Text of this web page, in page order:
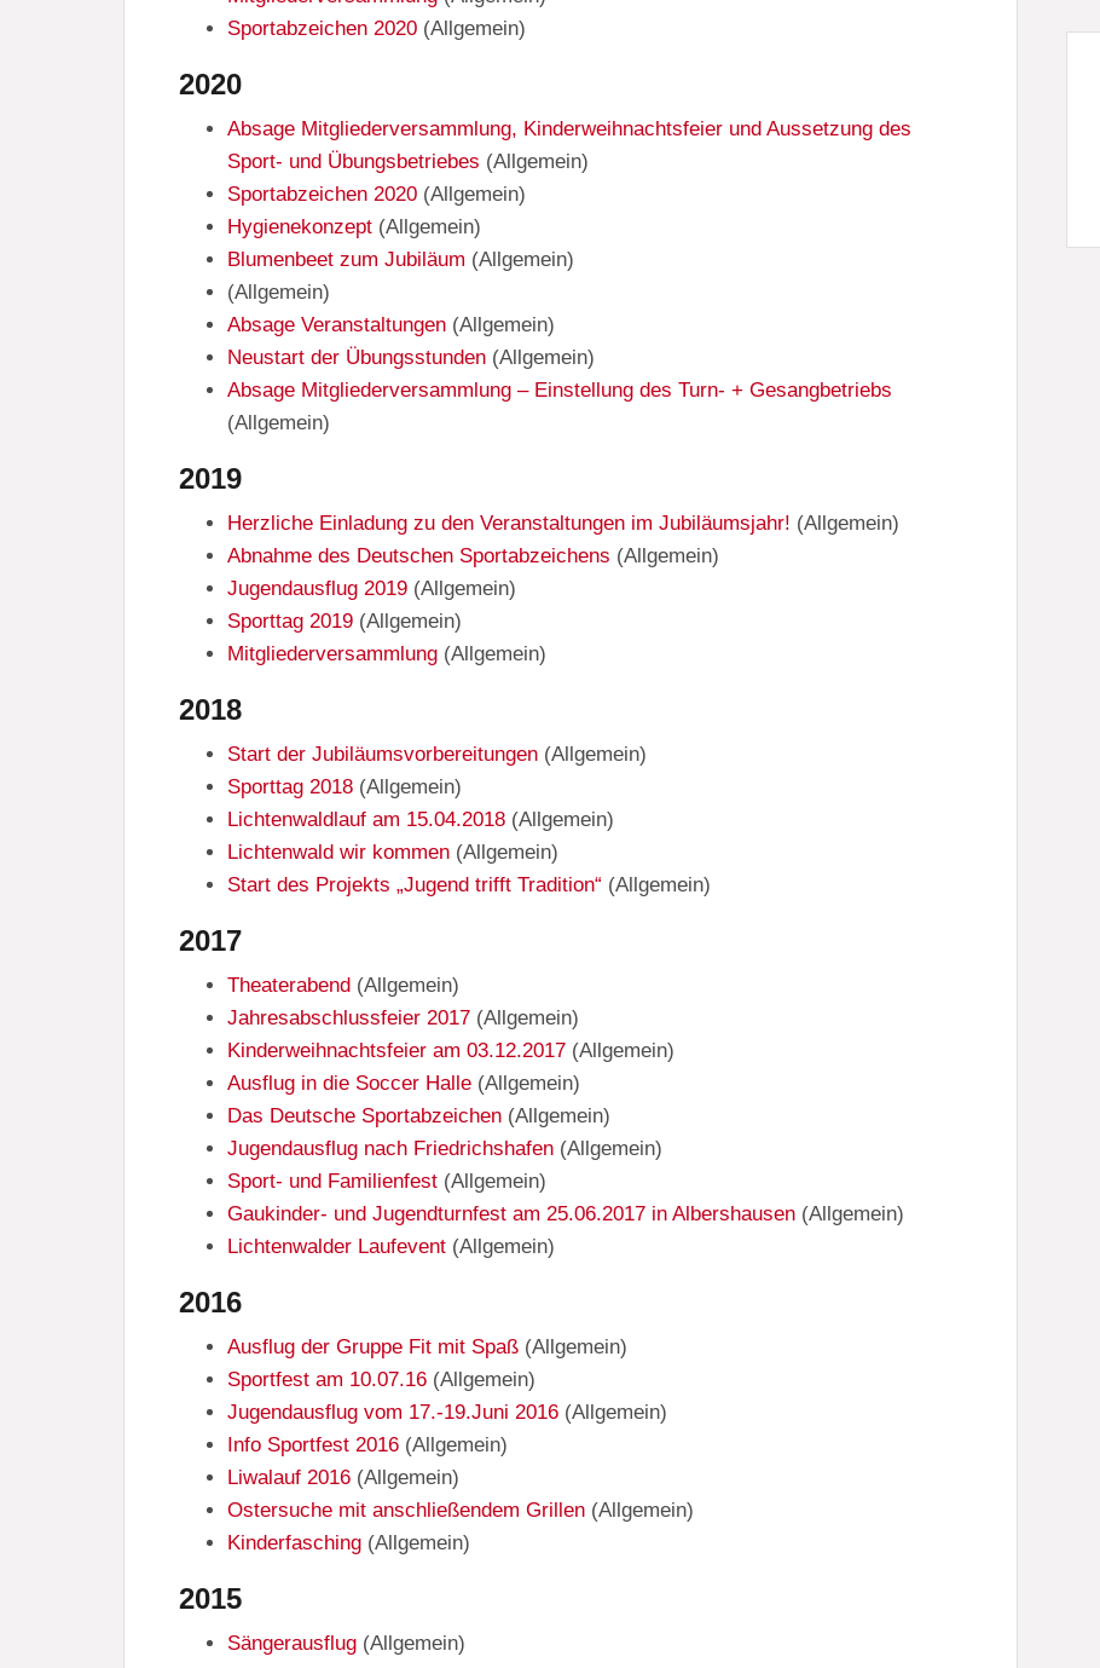
Sportabzeichen 2020 (Allgemein)
2020
Absage Mitgliederversammlung, Kinderweihnachtsfeier und Aussetzung des
Sport- und Übungsbetriebes (Allgemein)
Sportabzeichen 2020 (Allgemein)
Hygienekonzept (Allgemein)
Blumenbeet zum Jubiläum (Allgemein)
(Allgemein)
Absage Veranstaltungen (Allgemein)
Neustart der Übungsstunden (Allgemein)
Absage Mitgliederversammlung – Einstellung des Turn- + Gesangbetriebs
(Allgemein)
2019
Herzliche Einladung zu den Veranstaltungen im Jubiläumsjahr! (Allgemein)
Abnahme des Deutschen Sportabzeichens (Allgemein)
Jugendausflug 2019 (Allgemein)
Sporttag 2019 (Allgemein)
Mitgliederversammlung (Allgemein)
2018
Start der Jubiläumsvorbereitungen (Allgemein)
Sporttag 2018 (Allgemein)
Lichtenwaldlauf am 15.04.2018 (Allgemein)
Lichtenwald wir kommen (Allgemein)
Start des Projekts „Jugend trifft Tradition“ (Allgemein)
2017
Theaterabend (Allgemein)
Jahresabschlussfeier 2017 (Allgemein)
Kinderweihnachtsfeier am 03.12.2017 (Allgemein)
Ausflug in die Soccer Halle (Allgemein)
Das Deutsche Sportabzeichen (Allgemein)
Jugendausflug nach Friedrichshafen (Allgemein)
Sport- und Familienfest (Allgemein)
Gaukinder- und Jugendturnfest am 25.06.2017 in Albershausen (Allgemein)
Lichtenwalder Laufevent (Allgemein)
2016
Ausflug der Gruppe Fit mit Spaß (Allgemein)
Sportfest am 10.07.16 (Allgemein)
Jugendausflug vom 17.-19.Juni 2016 (Allgemein)
Info Sportfest 2016 (Allgemein)
Liwalauf 2016 (Allgemein)
Ostersuche mit anschließendem Grillen (Allgemein)
Kinderfasching (Allgemein)
2015
Sängerausflug (Allgemein)